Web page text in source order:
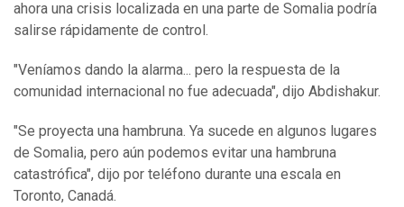
ahora una crisis localizada en una parte de Somalia podría
salirse rápidamente de control.
"Veníamos dando la alarma... pero la respuesta de la
comunidad internacional no fue adecuada", dijo Abdishakur.
"Se proyecta una hambruna. Ya sucede en algunos lugares
de Somalia, pero aún podemos evitar una hambruna
catastrófica", dijo por teléfono durante una escala en
Toronto, Canadá.